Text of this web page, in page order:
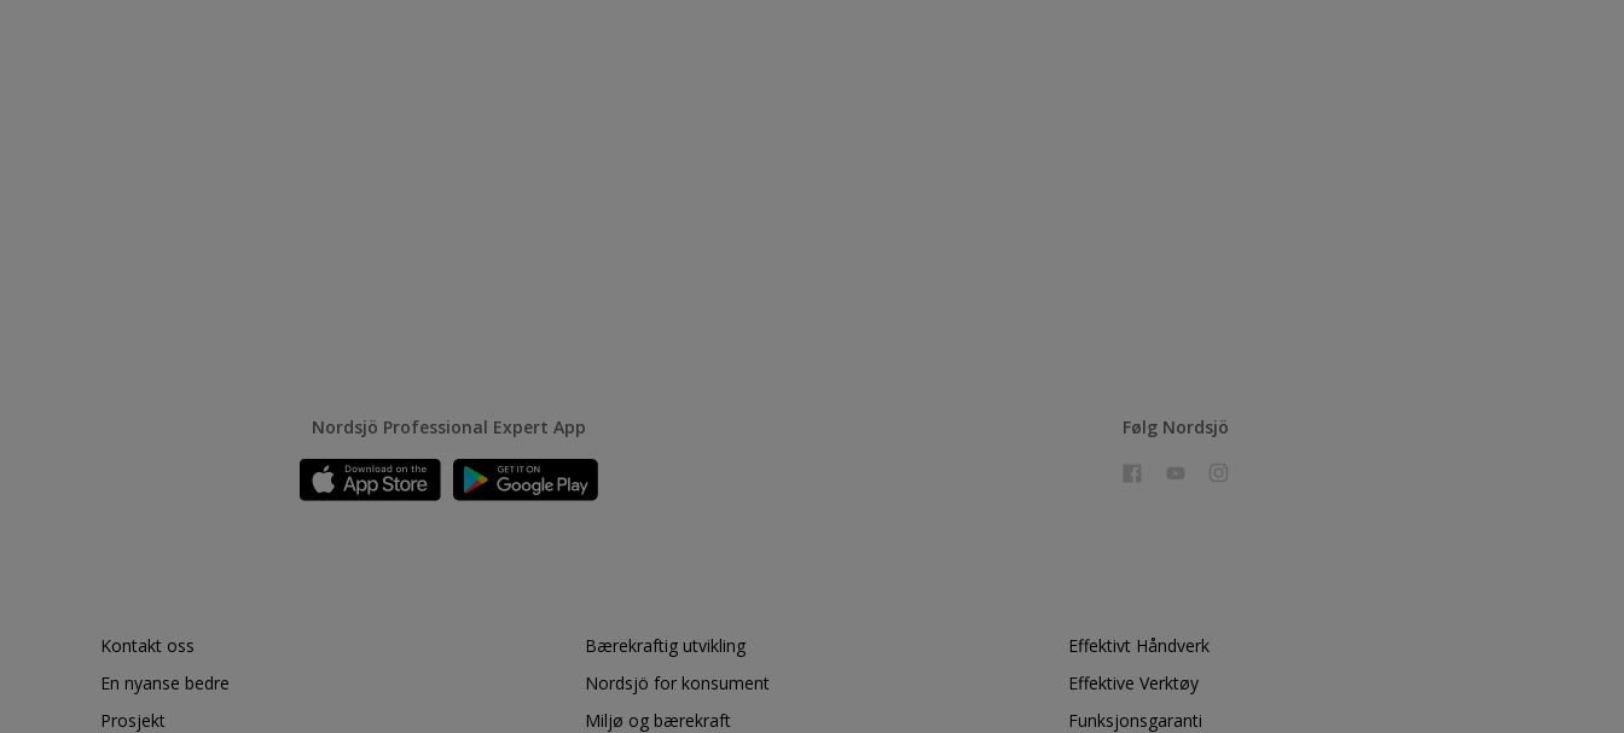
Nordsjö Professional Expert App Følg Nordsjö
Kontakt oss
En nyanse bedre
Prosjekt
Bærekraftig utvikling
Nordsjö for konsument
Miljø og bærekraft
Effektivt Håndverk
Effektive Verktøy
Funksjonsgaranti